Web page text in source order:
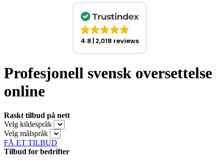
4.8 2,018 reviews
Profesjonell svensk oversettelse
online
Raskt tilbud på nett
Velg kildespråk
Velg målspråk
FÅ ET TILBUD
Tilbud for bedrifter